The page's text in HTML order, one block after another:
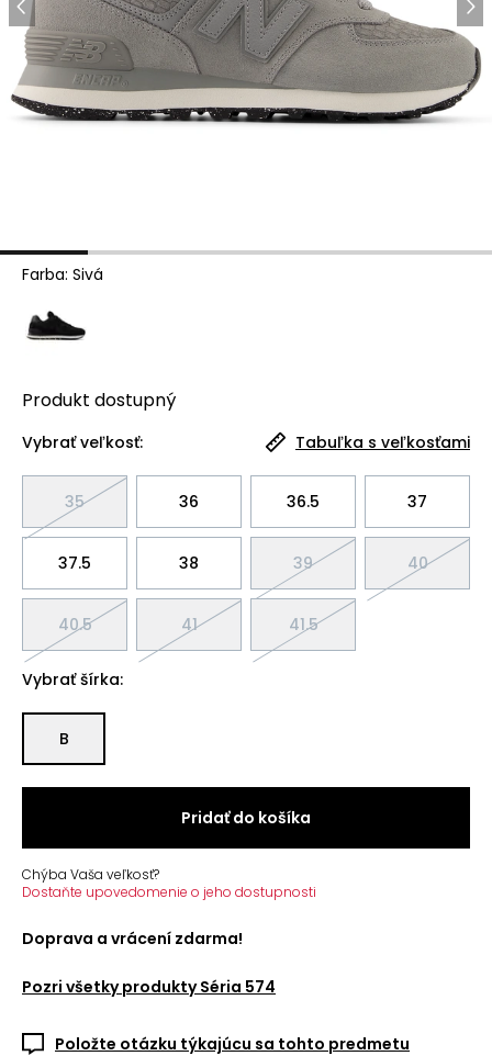
Farba: Sivá
Produkt dostupný
Vybrať veľkosť: Tabuľka s veľkosťami
35 36 36.5 37
37.5 38 39 40
40.5 41 41.5
Vybrať šírka:
B
Pridať do košíka
Chýba Vaša veľkosť?
Dostaňte upovedomenie o jeho dostupnosti
Doprava a vrácení zdarma!
Pozri všetky produkty Séria 574
Položte otázku týkajúcu sa tohto predmetu